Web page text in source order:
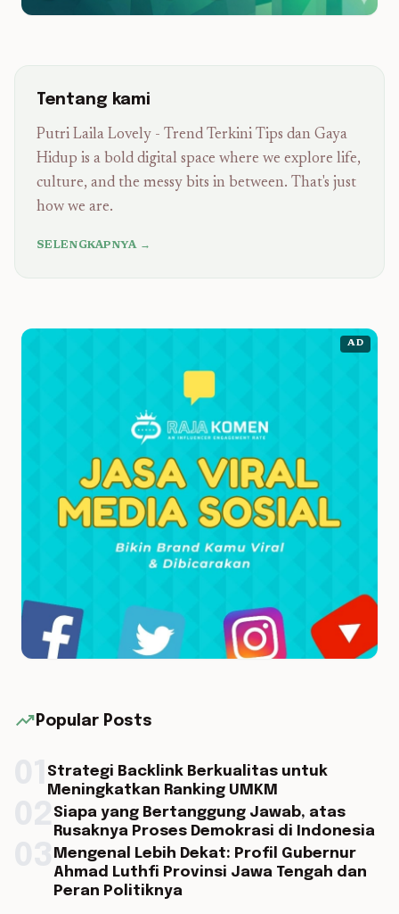
Tentang kami
Putri Laila Lovely - Trend Terkini Tips dan Gaya
Hidup is a bold digital space where we explore life,
culture, and the messy bits in between. That's just
how we are.
SELENGKAPNYA →
AD
trending_up Popular Posts
Strategi Backlink Berkualitas untuk
Meningkatkan Ranking UMKM
Siapa yang Bertanggung Jawab, atas
Rusaknya Proses Demokrasi di Indonesia
Mengenal Lebih Dekat: Profil Gubernur
Ahmad Luthfi Provinsi Jawa Tengah dan
Peran Politiknya